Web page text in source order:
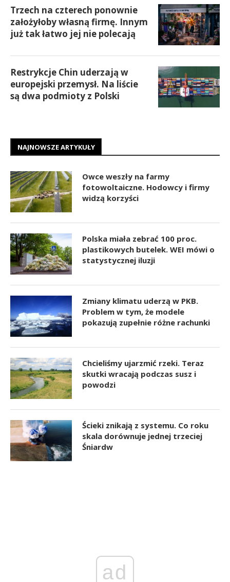
Trzech na czterech ponownie
założyłoby własną firmę. Innym
już tak łatwo jej nie polecają
Restrykcje Chin uderzają w
europejski przemysł. Na liście
są dwa podmioty z Polski
NAJNOWSZE ARTYKUŁY
Owce weszły na farmy
fotowoltaiczne. Hodowcy i firmy
widzą korzyści
Polska miała zebrać 100 proc.
plastikowych butelek. WEI mówi o
statystycznej iluzji
Zmiany klimatu uderzą w PKB.
Problem w tym, że modele
pokazują zupełnie różne rachunki
Chcieliśmy ujarzmić rzeki. Teraz
skutki wracają podczas susz i
powodzi
Ścieki znikają z systemu. Co roku
skala dorównuje jednej trzeciej
Śniardw
ad